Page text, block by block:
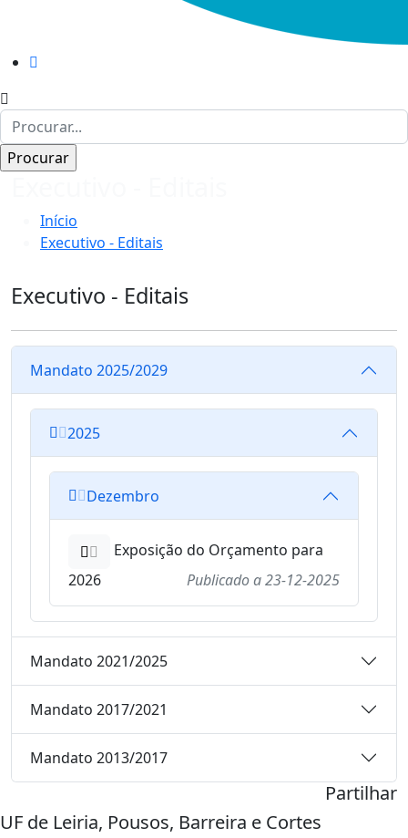
Início
Executivo - Editais
Executivo - Editais
Mandato 2025/2029
2025
Dezembro
Exposição do Orçamento para
2026
Publicado a23-12-2025
Mandato 2021/2025
Mandato 2017/2021
Mandato 2013/2017
Partilhar
UF de Leiria, Pousos, Barreira e Cortes